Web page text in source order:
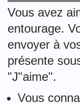
Vous avez
entourage.
envoyer à
présente
"J"aime".
Vous